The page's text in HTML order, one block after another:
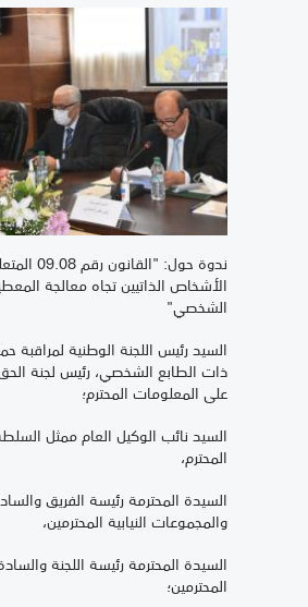
ندوة حول:
الأشخاص الذاتيين تجاه معالجة
الشخصي"
السيد رئيس اللجنة الوطنية لمراقبة
ذات الطابع الشخصي، رئيس لجنة
على المعلومات المحترم؛
السيد نائب الوكيل العام ممثل
المحترم،
السيدة المحترمة رئيسة الفريق
والمجموعات النيابية المحترمين،
السيدة المحترمة رئيسة اللجنة
المحترمين؛